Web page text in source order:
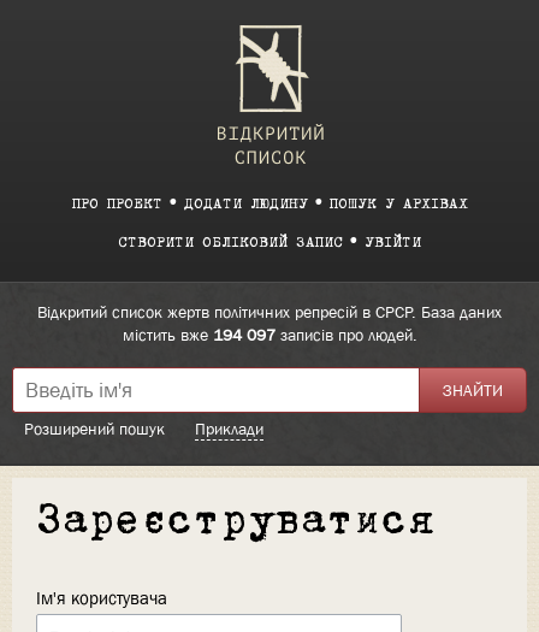
ПРО ПРОЕКТ ДОДАТИ ЛЮДИНУ ПОШУК У АРХІВАХ
СТВОРИТИ ОБЛІКОВИЙ ЗАПИС УВІЙТИ
Відкритий список жертв політичних репресій в СРСР. База даних
містить вже 194 097записів про людей.
Розширений пошук Приклади
Зареєструватися
Ім'я користувача